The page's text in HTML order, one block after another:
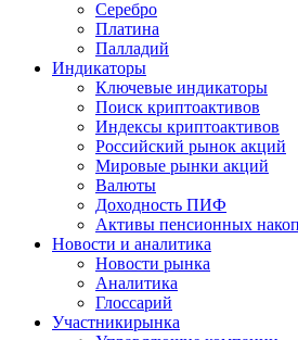
Серебро
Платина
Палладий
Индикаторы
Ключевые индикаторы
Поиск криптоактивов
Индексы криптоактивов
Российский рынок акций
Мировые рынки акций
Валюты
Доходность ПИФ
Активы пенсионных
Новости и аналитика
Новости рынка
Аналитика
Глоссарий
Участникирынка